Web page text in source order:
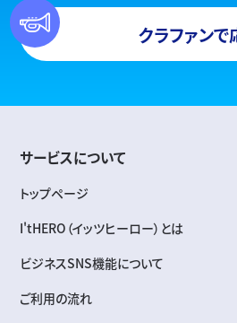
クラファンで
サービスについて
トップページ
I'tHERO（イッツヒーロー）とは
ビジネスSNS機能について
ご利用の流れ